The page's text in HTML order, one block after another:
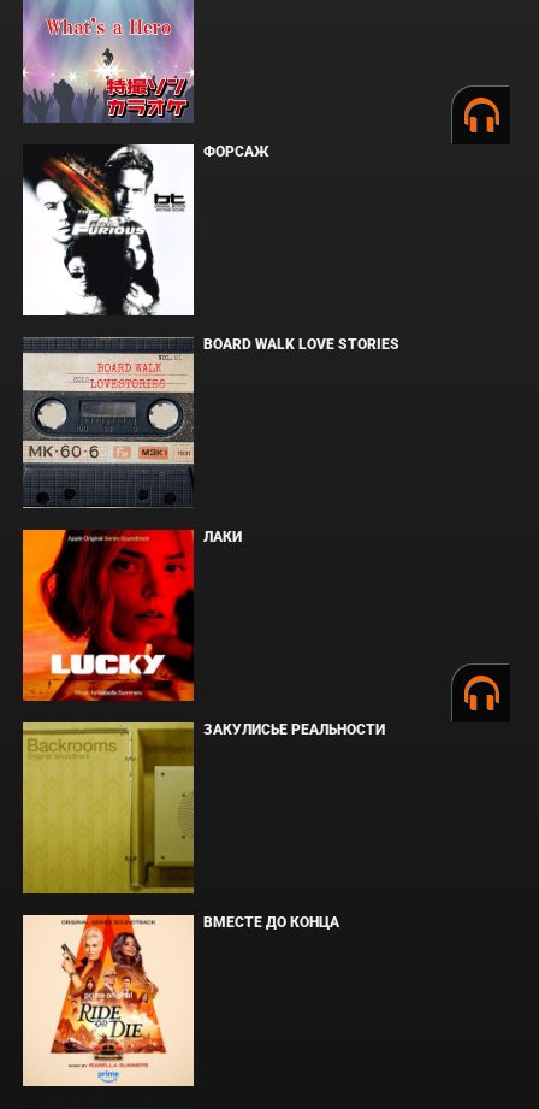
ФОРСАЖ
BOARD WALK LOVE STORIES
ЛАКИ
ЗАКУЛИСЬЕ РЕАЛЬНОСТИ
ВМЕСТЕ ДО КОНЦА